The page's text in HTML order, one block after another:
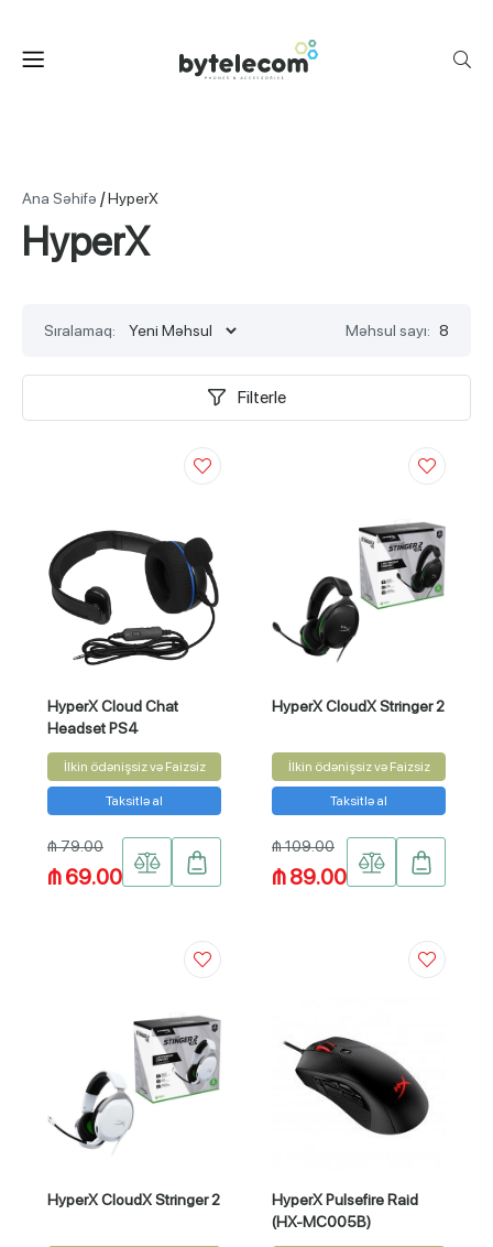
Ana Səhifə /HyperX
HyperX
Sıralamaq: Məhsul sayı: 8
Filterle
HyperX Cloud Chat
Headset PS4
İlkin ödənişsiz və Faizsiz
Taksitlə al
₼ 79.00
₼ 69.00
HyperX CloudX Stringer 2
İlkin ödənişsiz və Faizsiz
Taksitlə al
₼ 109.00
₼ 89.00
HyperX CloudX Stringer 2
HyperX Pulsefire Raid
(HX-MC005B)